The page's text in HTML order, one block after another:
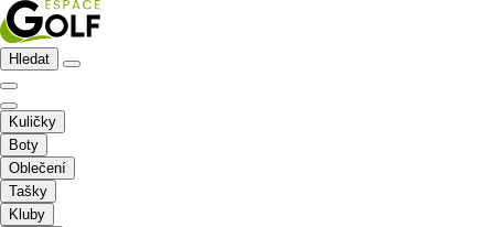
Hledat
Kuličky
Boty
Oblečení
Tašky
Kluby